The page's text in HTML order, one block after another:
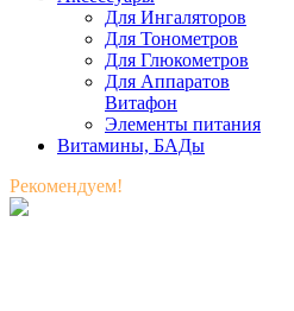
Для Ингаляторов
Для Тонометров
Для Глюкометров
Для Аппаратов
Витафон
Элементы питания
Витамины, БАДы
Рекомендуем!